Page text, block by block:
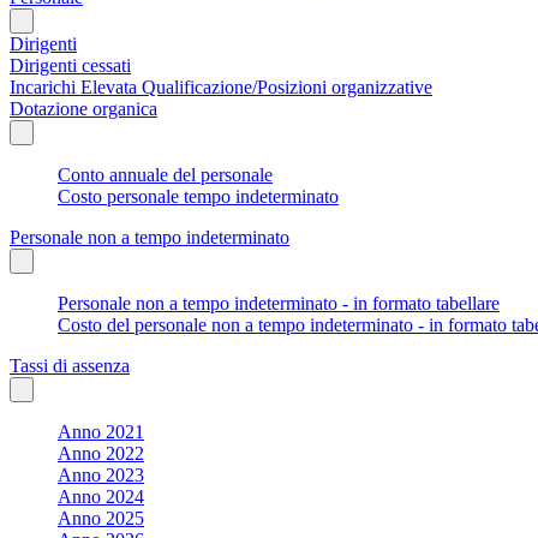
Dirigenti
Dirigenti cessati
Incarichi Elevata Qualificazione/Posizioni organizzative
Dotazione organica
Conto annuale del personale
Costo personale tempo indeterminato
Personale non a tempo indeterminato
Personale non a tempo indeterminato - in formato tabellare
Costo del personale non a tempo indeterminato - in formato
Tassi di assenza
Anno 2021
Anno 2022
Anno 2023
Anno 2024
Anno 2025